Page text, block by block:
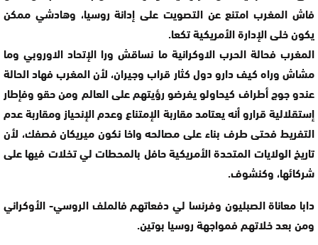
فاش المغرب امتنع عن التصويت على إدانة روسيا، وهادشي ممكن
يكون خلى الإدارة الأمريكية تكعا.
المغرب فحالة الحرب الاوكرانية ما نساقش ورا الإتحاد الاوروبي وما
مشاش وراه كيف دارو دول كثار قراب وجيران، لأن المغرب فهاد الحالة
عندو جوج أطراف كيحاولو يفرضو رؤيتهم على العالم ومن حقو وفإطار
إستقلالية قرارو أنه يعتامد مقاربة الإمتناع وعدم الإنحياز ومقاربة عدم
التفريط فحتى طرف بناء على مصالحه واخا نكون ميريكان فصفك، لأن
تاريخ الولايات المتحدة الأمريكية حافل بالمحطات لي تخلات فيها على
شركائها، وكنشوف.
دابا معاناة الصبليون وفرنسا لي دفعاتهم فالملف الروسي- الأوكراني
ومن بعد خلاتهم فمواجهة روسيا بوتين.